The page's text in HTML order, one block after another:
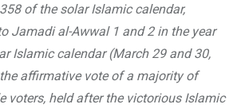
of the solar Islamic calendar,
Jamadi al-Awwal 1 and 2 in the year
Islamic calendar (March 29 and 30,
affirmative vote of a majority of
voters, held after the victorious Islamic